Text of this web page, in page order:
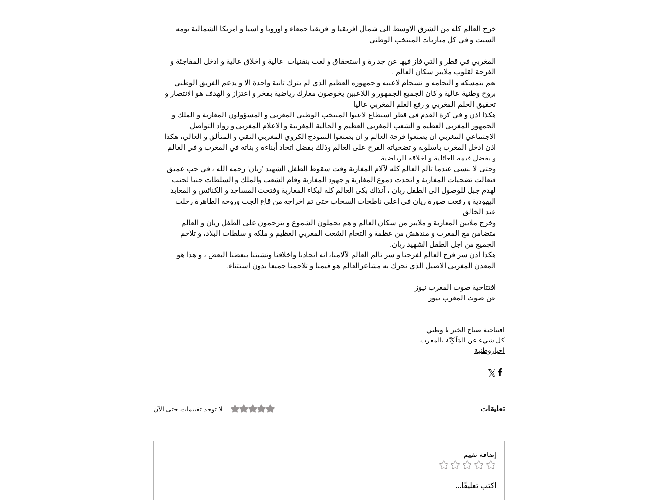
خرج العالم كله من الشرق الاوسط الى شمال افريقيا و افريقيا جمعاء و اوروبا و اسيا و امريكا الشمالية يومه
السبت و في كل مباريات المنتخب الوطني
المغربي في قطر و التي فاز فيها عن جدارة و استحقاق و لعب بتقنيات  عالية و اخلاق عالية و ادخل المفاجئة و
الفرحة لقلوب ملايير سكان العالم .
نعم بتمسكه و التحامه و انسجام لاعبيه و جمهوره العظيم الذي لم يترك ثانية واحدة الا و يدعم الفريق الوطني
بروح وطنية عالية و كان الجميع الجمهور و اللاعبين يخوضون معارك رياضية بفخر و اعتزاز و الهدف هو الانتصار و
تحقيق الحلم المغربي و رفع العلم المغربي عاليا
هكذا اذن و في كرة القدم في قطر استطاع لاعبوا المنتخب الوطني المغربي و المسؤولون المغاربة و الملك و
الجمهور المغربي العظيم و الشعب المغربي العظيم و الجالية المغربية و الاعلام المغربي و رواد التواصل
الاجتماعي المغربي ان يصنعوا فرحة العالم و ان يصنعوا النموذج الكروي المغربي النقي و المتألق و العالي، هكذا
اذن ادخل المغرب باسلوبه و تضحياته الفرح على العالم وذلك بفضل اتحاد أبناءه و بناته في المغرب و في العالم
و بفضل قيمه العائلية و اخلاقه الرياضية
وحتى لا ننسى عندما تألم العالم كله لآلام المغاربة وقت سقوط الطفل الشهيد 'ريان' رحمه الله ، في جب عميق
فتعالت تضحيات المغاربة و اتحدت دموع المغاربة و جهود المغاربة وقام الشعب والملك و السلطات جنبا لجنب
لهدم جبل للوصول الى الطفل ريان ، آنذاك بكى العالم كله لبكاء المغاربة وفتحت المساجد و الكنائس و المعابد
اليهودية و رفعت صورة ريان في اعلى ناطحات السحاب حتى تم اخراجه من قاع الجب وروحه الطاهرة رحلت
عند الخالق
وخرج ملايين المغاربة و ملايير من سكان العالم و هم يحملون الشموع و يترحمون على الطفل ريان و العالم
متضامن مع المغرب و مندهش من عظمة و التحام الشعب المغربي العظيم و ملكه و سلطات البلاد، و تلاحم
الجميع من اجل الطفل الشهيد ريان.
هكذا اذن سر فرح العالم لفرحنا و سر تالم العالم لآلامنا، انه اتحادنا واخلاقنا وتشبتنا ببعضنا البعض ، و هذا هو
المعدن المغربي الاصيل الذي نحرك به مشاعرالعالم هو قيمنا و تلاحمنا جميعا بدون استثناء.
افتتاحية صوت المغرب نيوز
عن صوت المغرب نيوز
افتتاحية صباح الخير يا وطني
كل شيء عن المَلَكِيّة بالمغرب
اخباروطنية
تعليقات تم التقييم بـ 0 من أصل 5 نجوم. لا توجد تقييمات حتى الآن
إضافة تقييم
اكتب تعليقًا...